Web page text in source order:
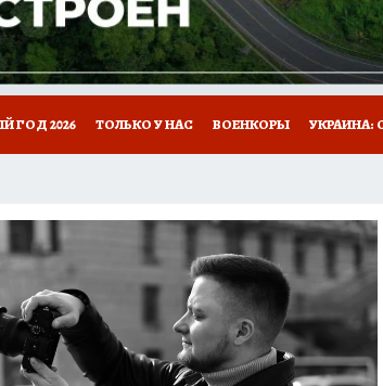
ГОД 2026 ТОЛЬКО У НАС ВОЕНКОРЫ УКРАИНА:
167 ЛЕТ ХАБАРОВСКУ ПРОИСШЕСТВИЯ